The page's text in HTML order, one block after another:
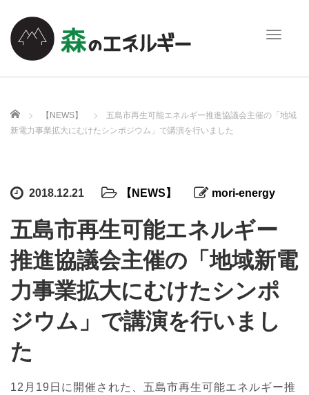
T
e
g
i
o
ホーム 【NEWS】
五島市再生可能エネルギー推進協議会主催の「地域
新電力事業拡大にむけたシンポジウム」で講演を行いました
2018.12.21 【NEWS】 mori-energy
五島市再生可能エネルギー
推進協議会主催の「地域新電
力事業拡大にむけたシンポ
ジウム」で講演を行いまし
た
12月19日に開催された、五島市再生可能エネルギー推